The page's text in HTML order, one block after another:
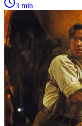
3 min